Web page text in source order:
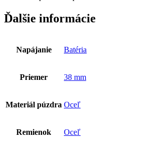
Ďalšie informácie
Napájanie Batéria
Priemer 38 mm
Materiál púzdra Oceľ
Remienok Oceľ